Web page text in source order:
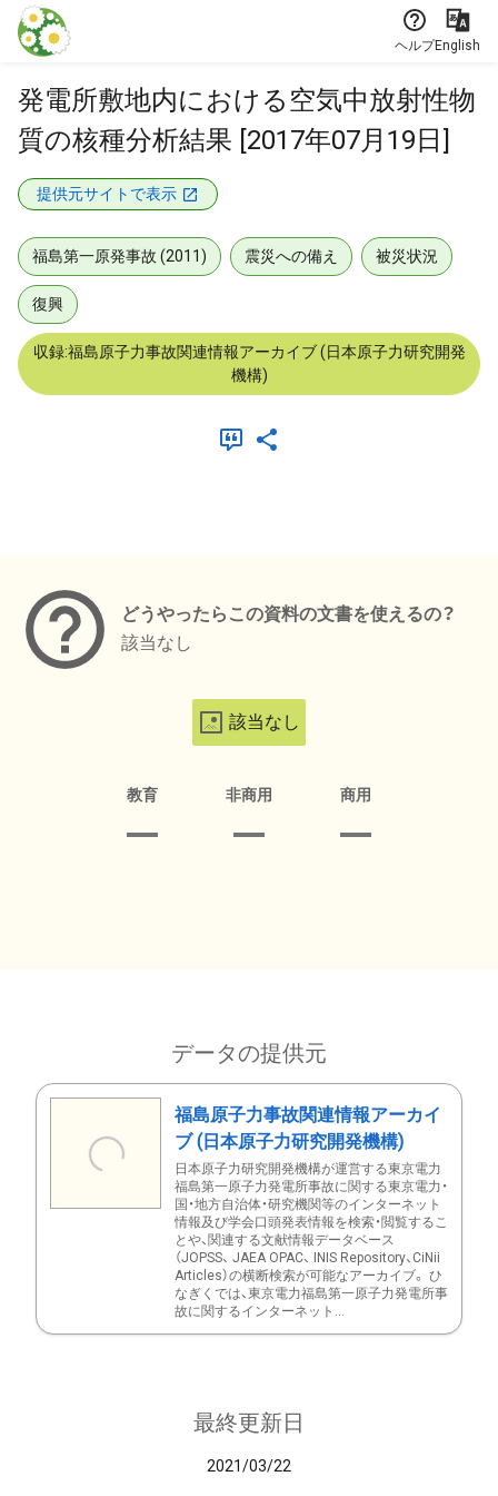
本文に飛ぶ
ヘルプEnglish
発電所敷地内における空気中放射性物
質の核種分析結果 [2017年07月19日]
提供元サイトで表示
福島第一原発事故 (2011) 震災への備え 被災状況
復興
収録:福島原子力事故関連情報アーカイブ (日本原子力研究開発
機構)
どうやったらこの資料の文書を使えるの？
該当なし
該当なし
教育 非商用 商用
データの提供元
福島原子力事故関連情報アーカイ
ブ (日本原子力研究開発機構)
日本原子力研究開発機構が運営する東京電力
福島第一原子力発電所事故に関する東京電力・
国・地方自治体・研究機関等のインターネット
情報及び学会口頭発表情報を検索・閲覧するこ
とや、関連する文献情報データベース
（JOPSS、 JAEA OPAC、 INIS Repository、CiNii
Articles）の横断検索が可能なアーカイブ。 ひ
なぎくでは、東京電力福島第一原子力発電所事
故に関するインターネット...
最終更新日
2021/03/22